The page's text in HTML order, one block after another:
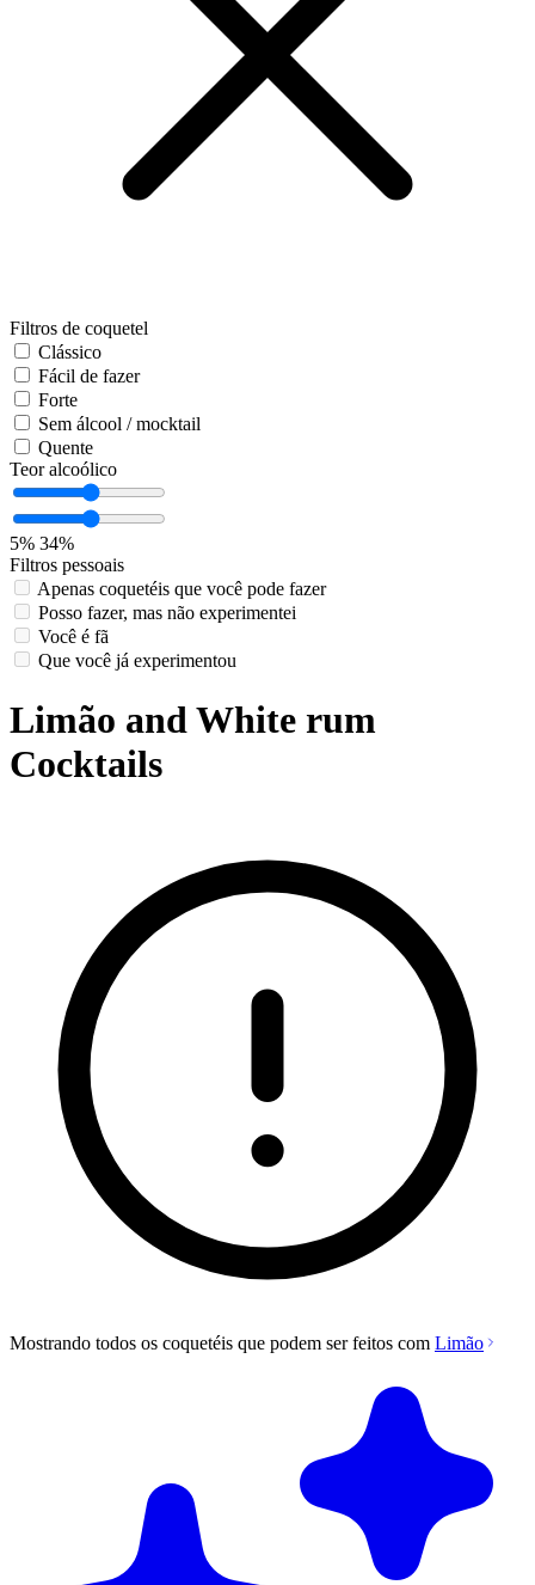
Filtros de coquetel
Clássico
Fácil de fazer
Forte
Sem álcool / mocktail
Quente
Teor alcoólico
5% 34%
Filtros pessoais
Apenas coquetéis que você pode fazer
Posso fazer, mas não experimentei
Você é fã
Que você já experimentou
Limão and White rum
Cocktails
Mostrando todos os coquetéis que podem ser feitos com Limão